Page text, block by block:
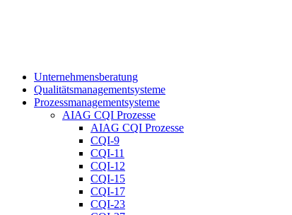
Unternehmensberatung
Qualitätsmanagementsysteme
Prozessmanagementsysteme
AIAG CQI Prozesse
AIAG CQI Prozesse
CQI-9
CQI-11
CQI-12
CQI-15
CQI-17
CQI-23